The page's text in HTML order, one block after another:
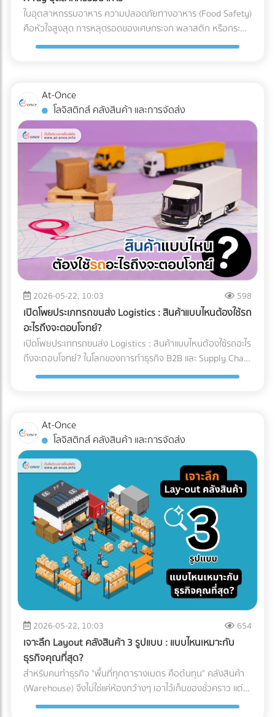
เฟสที่ 1: การสำรวจและประเมินพื้นที่ (Site Assessment) ทีม
วิศวกรทำการสำรวจแผนที่ความสูง (Topographic Survey)
เพื่อหาจุดต่ำสุดของพื้นที่ และประเมินทิศทางการไหลของน้ำตาม
ธรรมชาติ เฟสที่ 2: การออกแบบและติดตั้งระบบระบายน้ำ
งาน ระบบระบายน้ำใต้ดิน (Subsurface Drainage): วางท่อเจาะรู
ใต้ดินเพื่อลดระดับน้ำใต้ดิน ป้องกันดินอ่อนตัว บ่อพักน้ำและปั๊ม
น้ำ (Retention Ponds & Pump Stations): สร้างบ่อพักน้ำ
ชั่วคราวในจุดที่ต่ำที่สุด และใช้ปั๊มน้ำบาดาลหรือเครื่องสูบน้ำขนาด
ใหญ่ สูบน้ำออกสู่แหล่งน้ำสาธารณะอย่างรวดเร็ว ผลลัพธ์ที่ได้
และคำแนะนำสำหรับ Site Manager จากการวางระบบระบายน้ำ
อย่างรัดกุม โครงการสามารถดำเนินงานต่อได้ 100% ตลอดฤดู
ฝน อายุการใช้งานของเครื่องจักรไม่สั้นลง และไม่มีค่าซ่อมบำรุง
ฉุกเฉิน สรุป 3 ข้อแนะนำก่อนเริ่มงาน: 1. เช็กประวัติน้ำท่วมย้อน
หลัง 2. เตรียมเนินดินหรือพื้นที่สูงสำหรับจอดเครื่องจักรหลังเลิก
งาน 3. จัดทำแผนฉุกเฉินในการอพยพเครื่องจักร กำลังเตรียม
พื้นที่ก่อสร้าง หรือต้องการเช่าเครื่องจักรหนัก หรือวางแผน
จัดการเรื่องน้ำ? ค้นหาและเปรียบเทียบบริการได้ที่ At-Once
แพลตฟอร์มรวมธุรกิจ B2B อันดับหนึ่งของไทย
ในอุตสาหกรรมอาหาร ความปลอดภัยทางอาหาร (Food Safety)
คือหัวใจสูงสุด การหลุดรอดของเศษกระจก พลาสติก หรือกระดูก
ชิ้นเล็กๆ เพียงชิ้นเดียว อาจนำไปสู่การเรียกคืนสินค้า (Product
และเสียต้นทุน ในปี 2026 AI ตรวจสอบคุณภาพ และ Machine
Learning โรงงาน ได้เข้ามาปฏิวัติเครื่องตรวจจับสิ่งแปลกปลอม
ไปสู่ยุคใหม่ที่แม่นยำกว่าเดิมเพื่อแก้ปัญหา False Reject อย่าง
จริงจัง ซึ่งถือเป็นมาตรฐานใหม่ที่โรงงานอาหารในไทยต้องเริ่ม
ปรับตัวตามแนวทางสากลนี้ Machine Learning เปลี่ยนการ
ทำงานของเครื่อง X-ray อย่างไร? เทคโนโลยี X-ray
อุตสาหกรรมอาหาร 2026 ใช้ระบบ AI ในการทำ Anomaly
Detection (การตรวจจับความผิดปกติ) แทนที่จะตั้งค่าความหนา
แน่นแบบตายตัว AI จะเรียนรู้ภาพของอาหารที่สมบูรณ์แบบนับ
หมื่นภาพ เมื่อเจอสิ่งผิดปกติที่ซ่อนอยู่ในพื้นผิวที่ซับซ้อน (เช่น
ซีเรียล หรือถั่วรวม) AI จะประมวลผลและคัดแยกได้อย่างแม่นยำ 3
เทรนด์ความสามารถใหม่ของระบบ QC อาหารอัตโนมัติ 1. การ
ตรวจจับสิ่งแปลกปลอมความหนาแน่นต่ำ: AI ช่วยให้เครื่องสแกน
x-ray ตรวจจับพลาสติกบาง, ยาง, หรือกระดูกอ่อนในเนื้อสัตว์
ซึ่งเป็นสิ่งที่รังสี X-ray แบบเดิมมักจะมองข้าม 2. ตรวจสอบบรรจุ
ภัณฑ์และน้ำหนักในขั้นตอนเดียว: เครื่อง X-ray ยุคใหม่สามารถ
ตรวจสอบรอยซีลรั่ว สินค้าแหว่งหาย และเช็กน้ำหนักรวมไปพร้อม
กับการหาสิ่งแปลกปลอมในเสี้ยววินาที 3. Data Analytics &
Cloud Monitoring: เชื่อมต่อข้อมูลขึ้น Cloud แบบ Real-time
ทำให้ผู้จัดการโรงงานรู้ได้ทันทีว่าของเสียเกิดจากไลน์ผลิตไหน
รูปธรรม และผ่านมาตรฐานระดับโลกอย่าง HACCP, GMP หรือ
BRC ได้ง่ายขึ้น ต้องการอัปเกรดเทคโนโลยีตรวจสอบคุณภาพใน
โรงงานอาหาร? ค้นหาตัวแทนจำหน่ายเครื่องจักร และผู้ให้บริการ
ระบบ Inspection Systems ระดับอุตสาหกรรม ที่ At-Once
At-Once
โลจิสติกส์ คลังสินค้า และการจัดส่ง
2026-05-22, 10:03 598
เปิดโพยประเภทรถขนส่ง Logistics : สินค้าแบบไหนต้องใช้รถ
อะไรถึงจะตอบโจทย์?
เปิดโพยประเภทรถขนส่ง Logistics : สินค้าแบบไหนต้องใช้รถอะไร
ถึงจะตอบโจทย์? ในโลกของการทำธุรกิจ B2B และ Supply Chain
การขนส่งสินค้าไม่ใช่แค่การนำของจากจุด A ไปส่งที่จุด B แต่คือ
ปลาย หรือบางครั้งเลือกใช้รถผิดประเภทจนสินค้าเสียหายระหว่าง
ทาง (เช่น โดนฝนสาด หรืออุณหภูมิเปลี่ยน) บทความนี้จะพาคุณ
ไปกางโพย ประเภทรถขนส่ง Logistics เพื่อให้คุณจับคู่สินค้ากับ
ยานพาหนะได้อย่างถูกต้อง คุ้มค่า และตอบโจทย์ธุรกิจมากที่สุด
ทำไมฝ่ายจัดซื้อต้องซีเรียสเรื่อง "ประเภทรถขนส่ง"? การตัดสินใจ
เลือกรถขนส่งมีผลโดยตรงต่อกำไร (Profit Margin) ของบริษัท
เพราะรถแต่ละประเภทมีข้อจำกัดทางกฎหมายและลักษณะทาง
กายภาพที่ต่างกัน: กฎหมายน้ำหนักบรรทุก: รถแต่ละคันถูกจำกัด
น้ำหนักไม่ให้เกินมาตรฐาน หากฝ่าฝืน บริษัทของคุณอาจโดนค่า
ปรับมหาศาลและเสียประวัติ ข้อจำกัดเรื่องเวลาและเส้นทาง: รถ
บรรทุกขนาดใหญ่ (ตั้งแต่ 6 ล้อขึ้นไป) จะติดช่วงเวลาห้ามวิ่งใน
เขตกรุงเทพฯ และปริมณฑล หากสินค้าคุณต้องส่งด่วน การเลือก
รถผิดอาจทำให้ผิดนัดลูกค้าได้ เปิดโพย 5 ประเภทรถขนส่งยอด
ฮิต: สินค้าแบบไหน ใช้รถอะไร? เพื่อให้เห็นภาพชัดเจน เราขอแบ่ง
ประเภทรถที่ใช้บ่อยในวงการโลจิสติกส์ออกเป็น 5 ประเภทหลัก
ดังนี้: 1. รถกระบะตอนเดียว (ตู้ทึบ / คอก) ราชาแห่งความคล่อง
ตัว วิ่งได้ตลอด 24 ชั่วโมง โดยไม่มีข้อจำกัดด้านเวลา เเละบรรทุก
น้ำหนักได้ประมาณ 1-2 ตัน (ขึ้นอยู่กับโครงสร้างและการดัดแปลง
ของรถ ) ตู้ทึบ: เหมาะกับสินค้าที่ต้องการการปกป้องจากแดด ฝน
และฝุ่นละออง 100% คอกเหล็ก: เหมาะกับสินค้าที่รูปทรงไม่
At-Once
โลจิสติกส์ คลังสินค้า และการจัดส่ง
2026-05-22, 10:03 654
เจาะลึก Layout คลังสินค้า 3 รูปแบบ : แบบไหนเหมาะกับ
ธุรกิจคุณที่สุด?
สำหรับคนทำธุรกิจ "พื้นที่ทุกตารางเมตร คือต้นทุน" คลังสินค้า
(Warehouse) จึงไม่ใช่แค่ห้องกว้างๆ เอาไว้เก็บของชั่วคราว แต่
เป็นหัวใจสำคัญของระบบ Supply Chain พอๆกับการจัดการคลัง